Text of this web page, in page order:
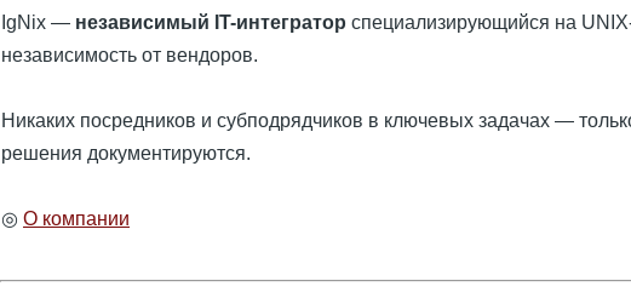
IgNix — независимый IT-интегратор специализирующийся на
независимость от вендоров.
Никаких посредников и субподрядчиков в ключевых задачах —
решения документируются.
◎ О компании